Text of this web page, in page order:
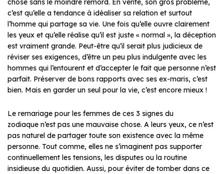
chose sans le moindre remord. En vérité, son gros problème,
c’est qu’elle a tendance à idéaliser sa relation et surtout
l’homme qui partage sa vie. Une fois qu’elle ouvre clairement
les yeux et qu’elle réalise qu’il est juste « normal », la déception
est vraiment grande. Peut-être qu’il serait plus judicieux de
réviser ses exigences, d’être un peu plus indulgente avec les
hommes qui l’entourent et d’accepter le fait que personne n’est
parfait. Préserver de bons rapports avec ses ex-maris, c’est
bien. Mais en garder un seul pour la vie, c’est encore mieux !
Le remariage pour les femmes de ces 3 signes du
zodiaque n’est pas une mauvaise chose. A leurs yeux, ce n’est
pas naturel de partager toute son existence avec la même
personne. Tout comme, elles ne s’imaginent pas supporter
continuellement les tensions, les disputes ou la routine
insidieuse du quotidien. Aussi, pour éviter de tomber dans ce